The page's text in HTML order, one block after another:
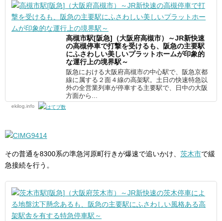
高槻市駅[阪急]（大阪府高槻市）～JR新快速
の高槻停車で打撃を受けるも、阪急の主要駅
にふさわしい美しいプラットホームが印象的
な運行上の境界駅～
阪急における大阪府高槻市の中心駅で、阪急京都
線に属する２面４線の高架駅。土日の快速特急以
外の全営業列車が停車する主要駅で、日中の大阪
方面から...
ekilog.info
その普通を8300系の準急河原町行きが爆速で追いかけ、 茨木市で緩
急接続を行う。